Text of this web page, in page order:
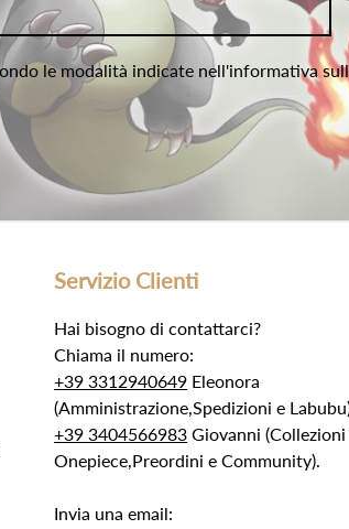
le modalità indicate nell'informativa
Servizio Clienti
Hai bisogno di contattarci?
Chiama il numero:
+39 3312940649 Eleonora
(Amministrazione,Spedizioni e
+39 3404566983 Giovanni
Onepiece,Preordini e Community).
Invia una email: